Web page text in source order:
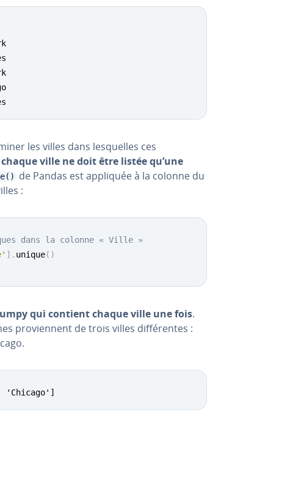
les villes dans les­quelles ces
chaque ville ne doit être listée qu’une
de Pandas est appliquée à la colonne du
:
dans la colonne « Ville »
] . unique( )
qui contient chaque ville une fois.
pro­vien­nent de trois villes dif­fé­rentes :
'Chicago']